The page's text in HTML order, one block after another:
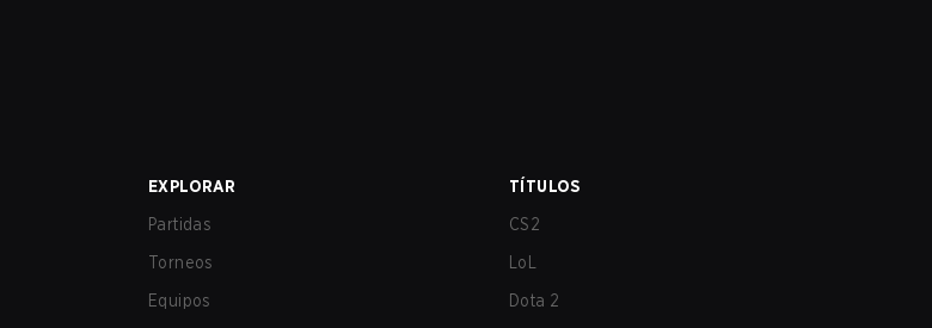
EXPLORAR
Partidas
Torneos
Equipos
TÍTULOS
CS2
LoL
Dota 2